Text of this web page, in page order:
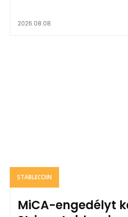
2026.08.08.
STABLECOIN
MiCA-engedélyt